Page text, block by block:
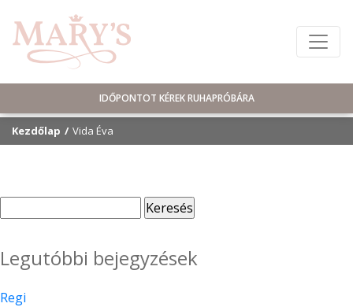
IDŐPONTOT KÉREK RUHAPRÓBÁRA
Kezdőlap Vida Éva
Legutóbbi bejegyzések
Regi